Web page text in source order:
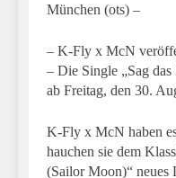
München (ots) –
– K-Fly x McN
– Die Single „Sag
ab Freitag, den 30.
K-Fly x McN haben
hauchen sie dem
(Sailor Moon)“ neues